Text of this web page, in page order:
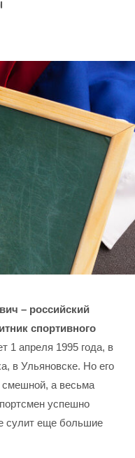
– российский
спортивного
1 апреля 1995 года, в
в Ульяновске. Но его
смешной, а весьма
успешно
сулит еще большие